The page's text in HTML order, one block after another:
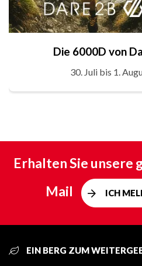
Die 6000D von
30. Juli bis 1.
Erhalten Sie unsere
Mail
ICH
EIN BERG ZUM